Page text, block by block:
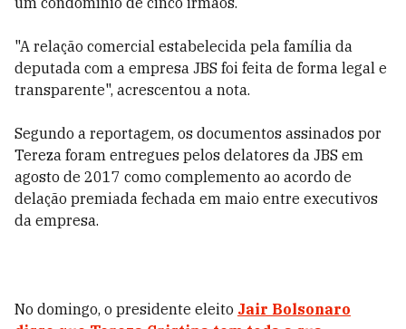
"A relação comercial estabelecida pela família da
deputada com a empresa JBS foi feita de forma legal e
transparente", acrescentou a nota.
Segundo a reportagem, os documentos assinados por
Tereza foram entregues pelos delatores da JBS em
agosto de 2017 como complemento ao acordo de
delação premiada fechada em maio entre executivos
da empresa.
No domingo, o presidente eleito Jair Bolsonaro